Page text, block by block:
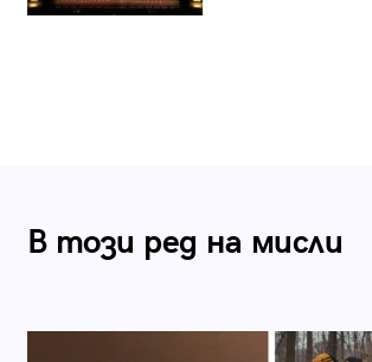
В този ред на мисли